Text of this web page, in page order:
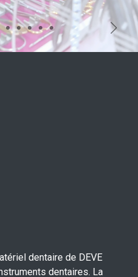
dentaire de DEVE
dentaires. La